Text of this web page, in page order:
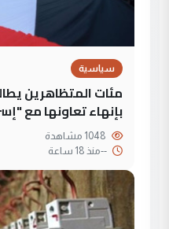
سياسية
مئات المتظاهرين
بإنهاء تعاونها مع
--منذ 18 ساعة